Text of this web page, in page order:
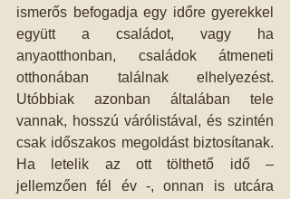
ismerős befogadja egy időre gyerekkel
együtt a családot, vagy ha
anyaotthonban, családok átmeneti
otthonában találnak elhelyezést.
Utóbbiak azonban általában tele
vannak, hosszú várólistával, és szintén
csak időszakos megoldást biztosítanak.
Ha letelik az ott tölthető idő –
jellemzően fél év -, onnan is utcára